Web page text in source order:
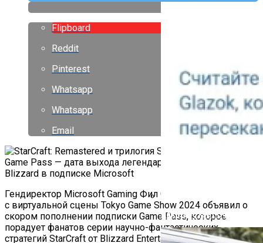
Как Работает Счетчик
Flipboard
Reddit
Pinterest
Whatsapp
Whatsapp
Email
Гендиректор Microsoft Gaming Фил Спенсер (Phil Spencer)
с виртуальной сцены Tokyo Game Show 2024 объявил о
скором пополнении подписки Game Pass, которое
порадует фанатов серии научно-фантастических
стратегий StarCraft от Blizzard Entertainment.